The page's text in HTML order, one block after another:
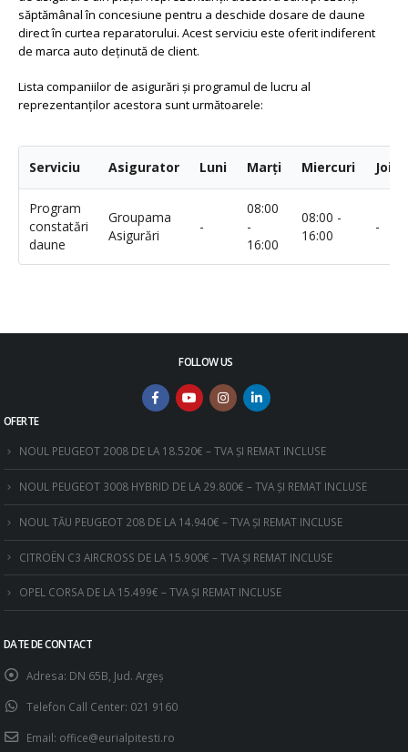
săptămânal în concesiune pentru a deschide dosare de daune
direct în curtea reparatorului. Acest serviciu este oferit indiferent
de marca auto deţinută de client.
Lista companiilor de asigurări şi programul de lucru al
reprezentanţilor acestora sunt următoarele:
Serviciu Asigurator Luni Marţi Miercuri Joi
Program
constatări
daune
Groupama
Asigurări
-
08:00
-
16:00
08:00 -
16:00
-
FOLLOW US
OFERTE
NOUL PEUGEOT 2008 DE LA 18.520€ – TVA ȘI REMAT INCLUSE
NOUL PEUGEOT 3008 HYBRID DE LA 29.800€ – TVA ȘI REMAT INCLUSE
NOUL TĂU PEUGEOT 208 DE LA 14.940€ – TVA ȘI REMAT INCLUSE
CITROËN C3 AIRCROSS DE LA 15.900€ – TVA ȘI REMAT INCLUSE
OPEL CORSA DE LA 15.499€ – TVA ȘI REMAT INCLUSE
DATE DE CONTACT
Adresa: DN 65B, Jud. Argeş
Telefon Call Center: 021 9160
Email: office@eurialpitesti.ro